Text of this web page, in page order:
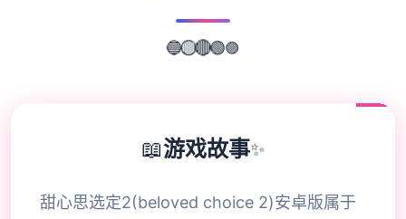
🔵🟡🔴🟢🟣
📖游戏故事✨
甜心思选定2(beloved choice 2)安卓版属于